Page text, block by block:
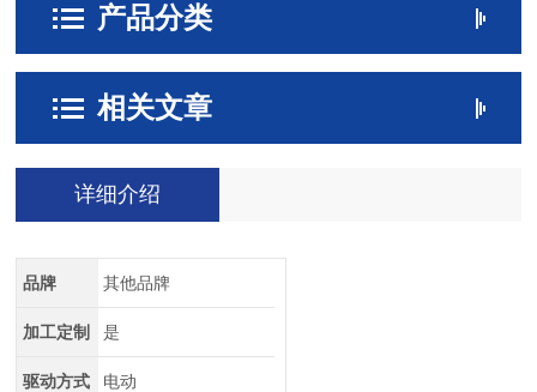
产品分类
相关文章
详细介绍
品牌 其他品牌
加工定制 是
驱动方式 电动